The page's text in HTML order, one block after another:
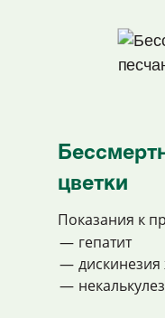
цветки
Показания к
гепатит